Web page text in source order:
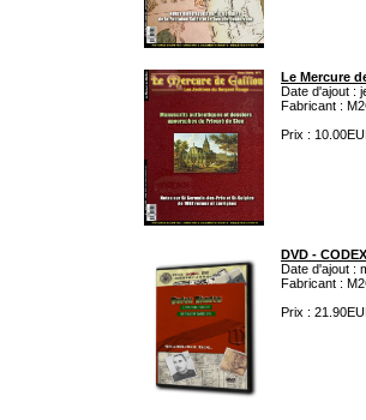
Le Mercure
Date d'ajout :
Fabricant :
Prix :
DVD -
Date d'ajout :
Fabricant :
Prix :